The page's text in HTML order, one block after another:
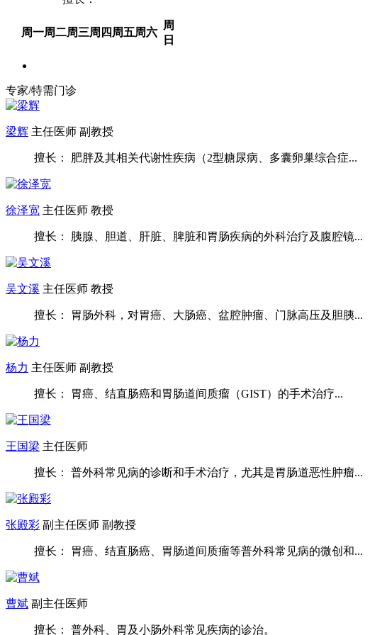
周一周二周三周四 周五周六
周
日
专家/特需门诊
梁辉 主任医师 副教授
擅长： 肥胖及其相关代谢性疾病（2型糖尿病、多囊卵巢综合症...
徐泽宽 主任医师 教授
擅长： 胰腺、胆道、肝脏、脾脏和胃肠疾病的外科治疗及腹腔镜...
吴文溪 主任医师 教授
擅长： 胃肠外科，对胃癌、大肠癌、盆腔肿瘤、门脉高压及胆胰...
杨力 主任医师 副教授
擅长： 胃癌、结直肠癌和胃肠道间质瘤（GIST）的手术治疗...